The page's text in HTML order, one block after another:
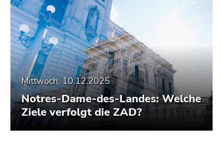
Mittwoch, 10.12.2025
Notres-Dame-des-Landes: Welche
Ziele verfolgt die ZAD?